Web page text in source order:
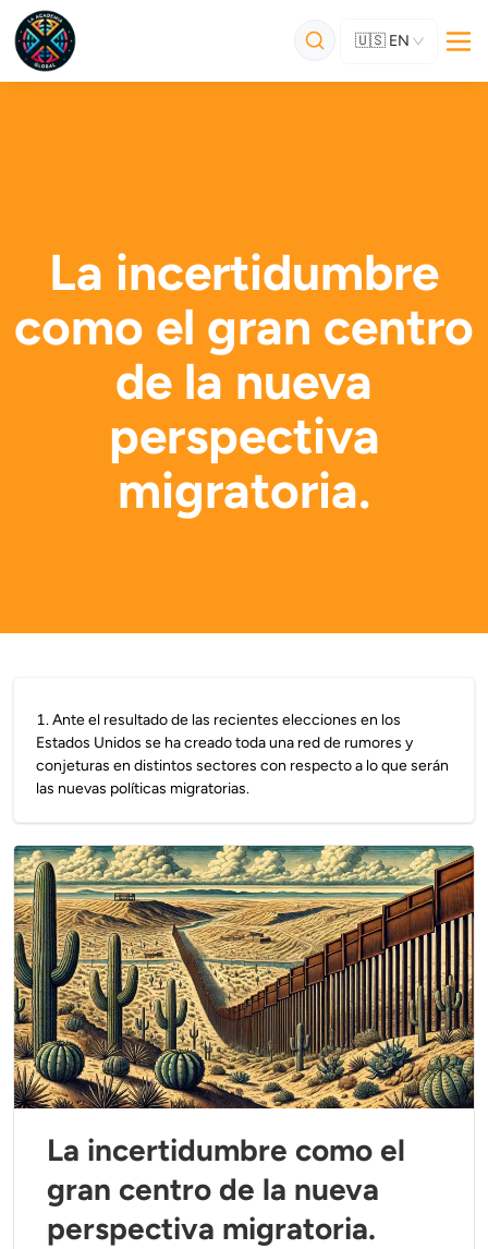
🇺🇸 EN
La incertidumbre
como el gran centro
de la nueva
perspectiva
migratoria.
1.Ante el resultado de las recientes elecciones en los
Estados Unidos se ha creado toda una red de rumores y
conjeturas en distintos sectores con respecto a lo que serán
las nuevas políticas migratorias.
La incertidumbre como el
gran centro de la nueva
perspectiva migratoria.